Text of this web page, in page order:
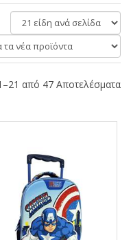
είδη
ανά
σελίδα
από 47 Αποτελέσματα